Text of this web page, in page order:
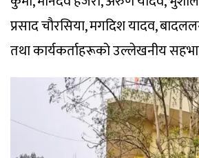
प्रसाद चौरसिया, मगदिश यादव,
तथा कार्यकर्ताहरूको उल्लेखनीय